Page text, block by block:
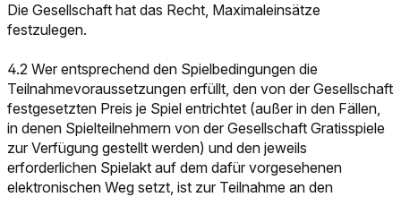
Die Gesellschaft hat das Recht, Maximaleinsätze
festzulegen.
4.2 Wer entsprechend den Spielbedingungen die
Teilnahmevoraussetzungen erfüllt, den von der Gesellschaft
festgesetzten Preis je Spiel entrichtet (außer in den Fällen,
in denen Spielteilnehmern von der Gesellschaft Gratisspiele
zur Verfügung gestellt werden) und den jeweils
erforderlichen Spielakt auf dem dafür vorgesehenen
elektronischen Weg setzt, ist zur Teilnahme an den